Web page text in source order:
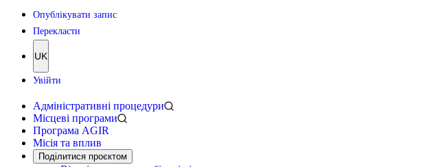
Опублікувати запис
Перекласти
UK
Увійти
Адміністративні процедури
Місцеві програми
Програма AGIR
Місія та вплив
Поділитися проєктом